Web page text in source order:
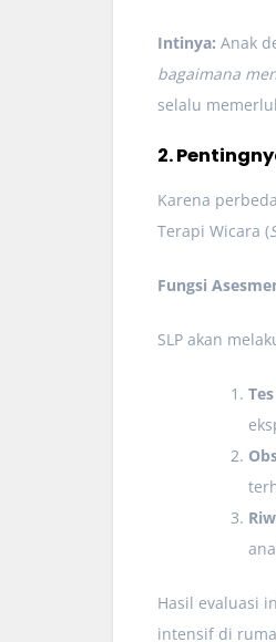
Intinya: Anak
bagaimana
selalu
2.
Karena
Terapi Wicara (
Fungsi
SLP akan
Hasil evaluasi
intensif di